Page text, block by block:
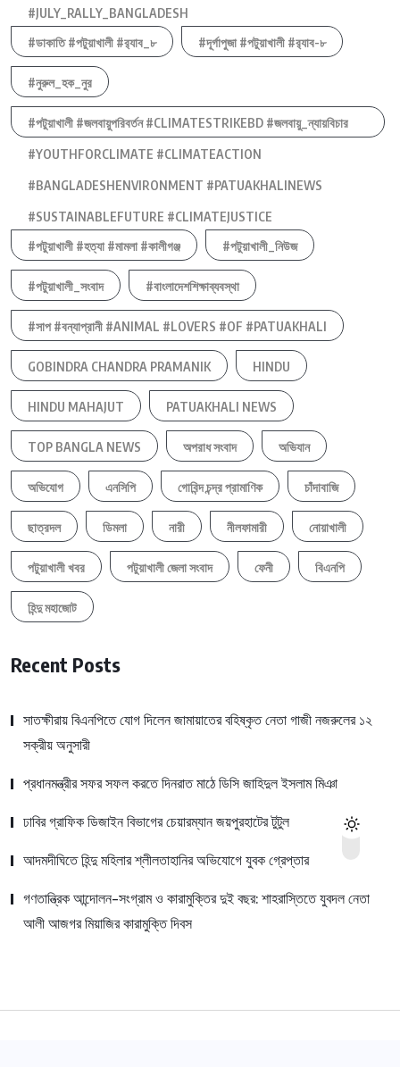
#JULY_RALLY_BANGLADESH
#ডাকাতি #পটুয়াখালী #র‍্যাব_৮
#দূর্গাপুজা #পটুয়াখালী #র‍্যাব-৮
#নুরুল_হক_নুর
#পটুয়াখালী #জলবায়ুপরিবর্তন #CLIMATESTRIKEBD #জলবায়ু_ন্যায়বিচার
#YOUTHFORCLIMATE #CLIMATEACTION
#BANGLADESHENVIRONMENT #PATUAKHALINEWS
#SUSTAINABLEFUTURE #CLIMATEJUSTICE
#পটুয়াখালী #হত্যা #মামলা #কালীগঞ্জ
#পটুয়াখালী_নিউজ
#পটুয়াখালী_সংবাদ #বাংলাদেশশিক্ষাব্যবস্থা
#সাপ #বন্যাপ্রানী #ANIMAL #LOVERS #OF #PATUAKHALI
GOBINDRA CHANDRA PRAMANIK HINDU
HINDU MAHAJUT PATUAKHALI NEWS
TOP BANGLA NEWS অপরাধ সংবাদ অভিযান
অভিযোগ এনসিপি গোবিন্দ চন্দ্র প্রামাণিক চাঁদাবাজি
ছাত্রদল ডিমলা নারী নীলফামারী নোয়াখালী
পটুয়াখালী খবর পটুয়াখালী জেলা সংবাদ ফেনী বিএনপি
হিন্দু মহাজোট
Recent Posts
সাতক্ষীরায় বিএনপিতে যোগ দিলেন জামায়াতের বহিষ্কৃত নেতা গাজী নজরুলের ১২
সক্রীয় অনুসারী
প্রধানমন্ত্রীর সফর সফল করতে দিনরাত মাঠে ডিসি জাহিদুল ইসলাম মিঞা
ঢাবির গ্রাফিক ডিজাইন বিভাগের চেয়ারম্যান জয়পুরহাটের টুটুল
আদমদীঘিতে হিন্দু মহিলার শ্লীলতাহানির অভিযোগে যুবক গ্রেপ্তার
গণতান্ত্রিক আন্দোলন-সংগ্রাম ও কারামুক্তির দুই বছর: শাহরাস্তিতে যুবদল নেতা
আলী আজগর মিয়াজির কারামুক্তি দিবস